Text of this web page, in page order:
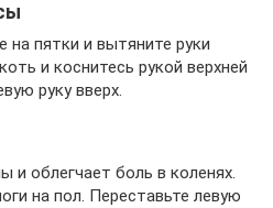
на пятки и вытяните руки
и коснитесь рукой верхней
руку вверх.
и облегчает боль в коленях.
на пол. Переставьте левую